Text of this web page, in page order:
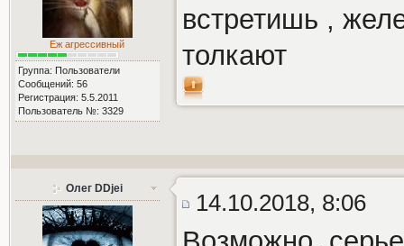
Еж агрессивный
Группа: Пользователи
Сообщений: 56
Регистрация: 5.5.2011
Пользователь №: 3329
встретишь ,
толкают
Олег DDjei
14.10.2018, 8:06